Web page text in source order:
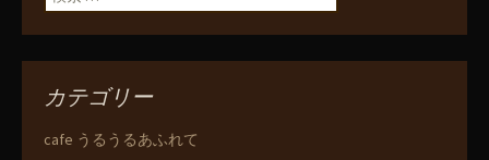
カテゴリー
cafe うるうるあふれて